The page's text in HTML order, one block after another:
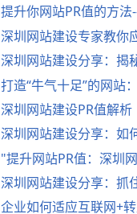
深圳网站建设PR值解析